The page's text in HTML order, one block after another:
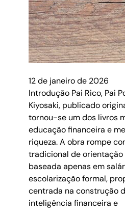
12 de janeiro de 2026
Introdução Pai Rico, Pai
Kiyosaki, publicado
tornou-se um dos livros
educação financeira e
riqueza. A obra rompe
tradicional de orientação
baseada apenas em
escolarização formal,
centrada na construção
inteligência financeira e